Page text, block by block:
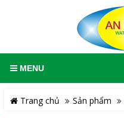
MENU
Trang chủ Sản phẩm